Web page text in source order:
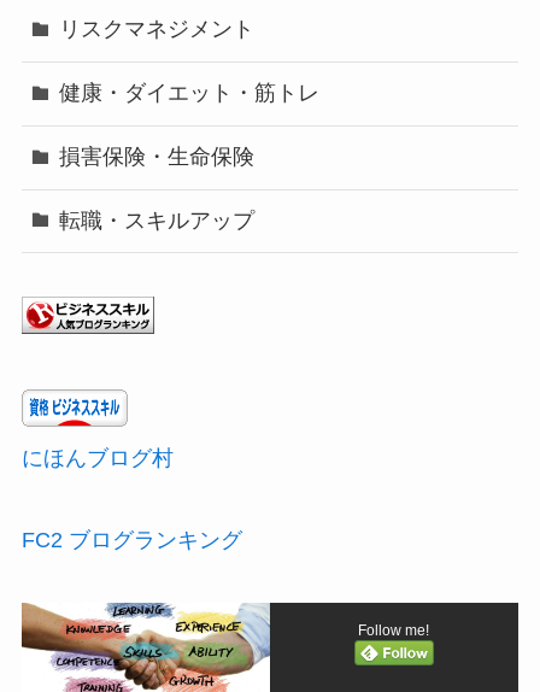
リスクマネジメント
健康・ダイエット・筋トレ
損害保険・生命保険
転職・スキルアップ
にほんブログ村
FC2 ブログランキング
Follow me!